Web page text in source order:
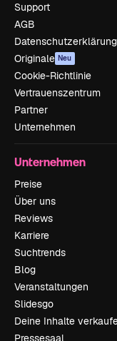
Support
AGB
Datenschutzerklärung
Originale Neu
Cookie-Richtlinie
Vertrauenszentrum
Partner
Unternehmen
Unternehmen
Preise
Über uns
Reviews
Karriere
Suchtrends
Blog
Veranstaltungen
Slidesgo
Deine Inhalte
Pressesaal